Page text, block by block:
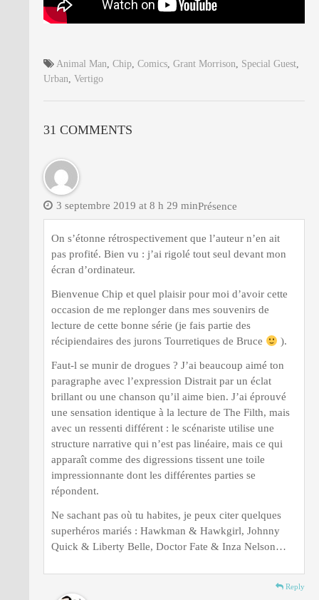
Animal Man, Chip, Comics, Grant Morrison, Special Guest,
Urban, Vertigo
31 COMMENTS
Présence
3 septembre 2019 at 8 h 29 min
On s’étonne rétrospectivement que l’auteur n’en ait
pas profité. Bien vu : j’ai rigolé tout seul devant mon
écran d’ordinateur.
Bienvenue Chip et quel plaisir pour moi d’avoir cette
occasion de me replonger dans mes souvenirs de
lecture de cette bonne série (je fais partie des
récipiendaires des jurons Tourretiques de Bruce
).
Faut-l se munir de drogues ? J’ai beaucoup aimé ton
paragraphe avec l’expression Distrait par un éclat
brillant ou une chanson qu’il aime bien. J’ai éprouvé
une sensation identique à la lecture de The Filth, mais
avec un ressenti différent : le scénariste utilise une
structure narrative qui n’est pas linéaire, mais ce qui
apparaît comme des digressions tissent une toile
impressionnante dont les différentes parties se
répondent.
Ne sachant pas où tu habites, je peux citer quelques
superhéros mariés : Hawkman & Hawkgirl, Johnny
Quick & Liberty Belle, Doctor Fate & Inza Nelson…
Reply